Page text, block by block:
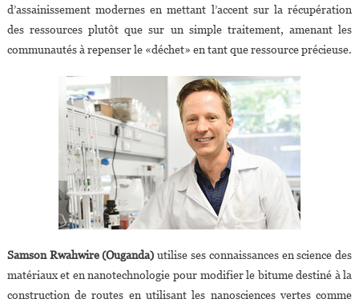
d’assainissement modernes en mettant l’accent sur la récupération
des ressources plutôt que sur un simple traitement, amenant les
communautés à repenser le «déchet» en tant que ressource précieuse.
Samson Rwahwire (Ouganda)utilise ses connaissances en science des
matériaux et en nanotechnologie pour modifier le bitume destiné à la
construction de routes en utilisant les nanosciences vertes comme